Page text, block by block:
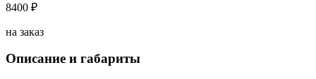
8400 ₽
на заказ
Описание и габариты